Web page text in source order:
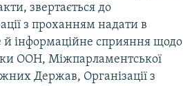
звертається до
з проханням надати в
й інформаційне сприяння щодо
ООН, Міжпарламентської
Держав, Організації з